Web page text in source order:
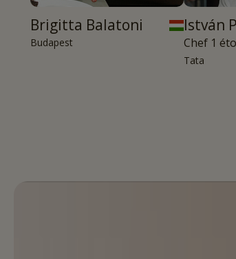
Brigitta Balatoni
Budapest
István
Chef 1
Tata